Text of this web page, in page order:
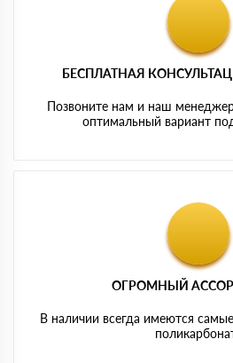
БЕСПЛАТНАЯ
Позвоните нам и наш
оптимальный вариант
ОГРОМНЫЙ
В наличии всегда имеются